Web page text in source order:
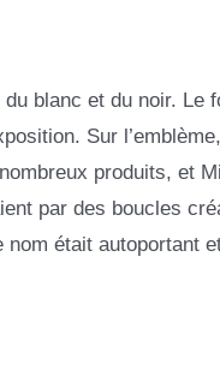
blanc et du noir.
Sur
produits, et
par des boucles
était autoportant